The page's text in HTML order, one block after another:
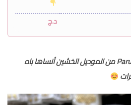
د.ج
Parure Tiffany Acies inoxydable من الموديل الخشين أنساها باه